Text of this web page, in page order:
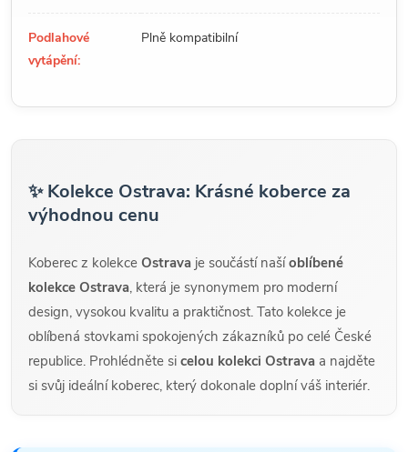
Podlahové
vytápění:
Plně kompatibilní
✨ Kolekce Ostrava: Krásné koberce za
výhodnou cenu
Koberec z kolekce Ostrava je součástí našíoblíbené
kolekce Ostrava, která je synonymem pro moderní
design, vysokou kvalitu a praktičnost. Tato kolekce je
oblíbená stovkami spokojených zákazníků po celé České
republice. Prohlédněte si celou kolekci Ostrava a najděte
si svůj ideální koberec, který dokonale doplní váš interiér.